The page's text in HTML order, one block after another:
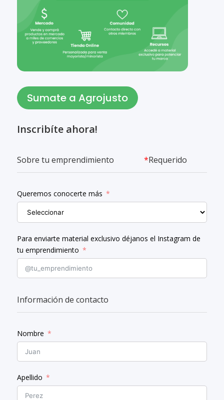
Sumate a Agrojusto
Inscribíte ahora!
Sobre tu emprendimiento *Requerido
Queremos conocerte más
Para enviarte material exclusivo déjanos el Instagram de
tu emprendimiento
Información de contacto
Nombre
Apellido